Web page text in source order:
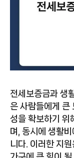
전세보증금과 생
은 사람들에게 큰
성을 확보하기 위
며, 동시에 생활
니다. 이러한 지